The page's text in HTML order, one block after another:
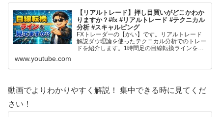
【リアルトレード】押し目買いがどこかわか
りますか？#fx #リアルトレード #テクニカル
分析 #スキャルピング
FXトレーダーの【かい】です。リアルトレード
解説ダウ理論を使ったテクニカル分析でのトレー
ドを紹介します。1時間足の目線転換ラインを活
ードを客観的に見てみたいのと、トレード記録と
www.youtube.com
動画でよりわかりやすく解説！ 集中できる時に見てくだ
さい！